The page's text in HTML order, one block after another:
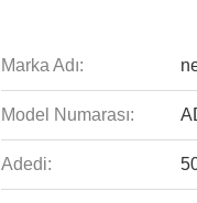
Marka Adı:
Model Numarası:
Adedi: